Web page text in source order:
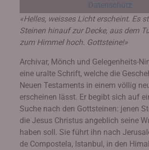
Datenschutz
«Helles, weisses Licht erscheint. Es
Steinen hinauf zur Decke, aus dem
zum Himmel hoch. Gottsteine!»
Archivar, Mönch und Gelegenheits-
eine uralte Schrift, welche die
Neuen Testaments in einem völlig
erscheinen lässt. Er begibt sich auf
Suche nach den Gottsteinen: jenen
die Jesus Christus angeblich seine
haben soll. Sie führt ihn nach
de Compostela, Istanbul, in den